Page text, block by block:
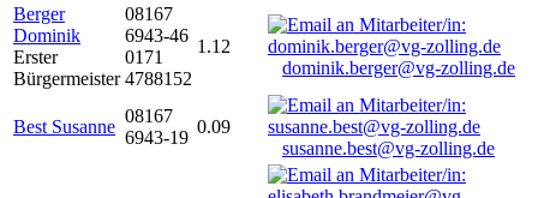
Berger
Dominik
Erster
Bürgermeister
08167
6943-46
0171
4788152
1.12
dominik.berger@vg-zolling.de
Best Susanne
08167
6943-19
0.09
susanne.best@vg-zolling.de